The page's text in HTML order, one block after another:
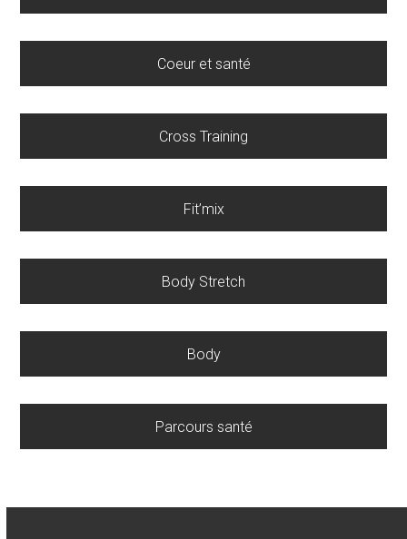
Coeur et santé
Cross Training
Fit’mix
Body Stretch
Body
Parcours santé